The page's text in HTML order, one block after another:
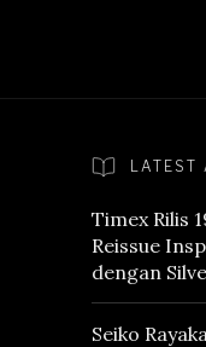
LATEST
Timex Rilis
Reissue
dengan
Seiko